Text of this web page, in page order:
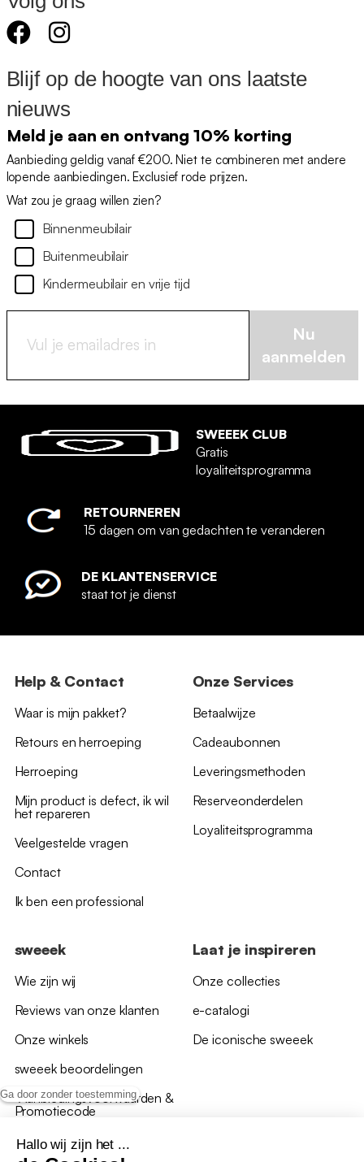
Ga door zonder toestemming
Hallo wij zijn het ...
Blijf op de hoogte van ons laatste
nieuws
Meld je aan en ontvang 10% korting
Aanbieding geldig vanaf €200. Niet te combineren met andere
lopende aanbiedingen. Exclusief rode prijzen.
Wat zou je graag willen zien?
Binnenmeubilair
Buitenmeubilair
Kindermeubilair en vrije tijd
Nu
aanmelden
SWEEEK CLUB
Gratis
loyaliteitsprogramma
RETOURNEREN
15 dagen om van gedachten te veranderen
DE KLANTENSERVICE
staat tot je dienst
Help & Contact
Waar is mijn pakket?
Retours en herroeping
Herroeping
Mijn product is defect, ik wil
het repareren
Veelgestelde vragen
Contact
Ik ben een professional
Onze Services
Betaalwijze
Cadeaubonnen
Leveringsmethoden
Reserveonderdelen
Loyaliteitsprogramma
sweeek
Wie zijn wij
Reviews van onze klanten
Onze winkels
sweeek beoordelingen
*Aanbiedingsvoorwaarden &
Promotiecode
Laat je inspireren
Onze collecties
e-catalogi
De iconische sweeek